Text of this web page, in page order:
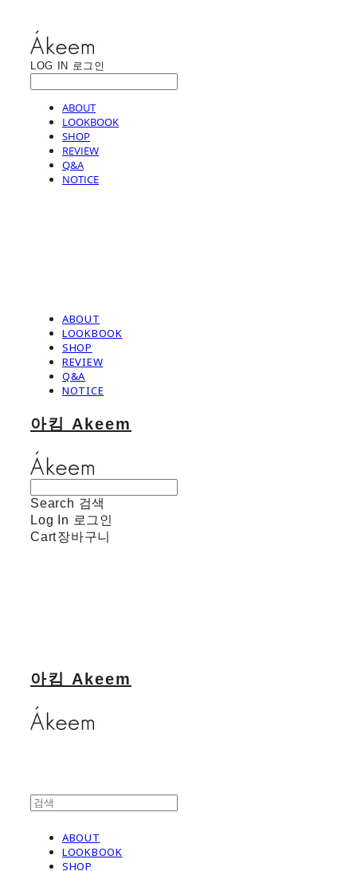
LOG IN 로그인
ABOUT
LOOKBOOK
SHOP
REVIEW
Q&A
NOTICE
ABOUT
LOOKBOOK
SHOP
REVIEW
Q&A
NOTICE
아킴 Akeem
Search 검색
Log In 로그인
Cart장바구니
아킴 Akeem
ABOUT
LOOKBOOK
SHOP